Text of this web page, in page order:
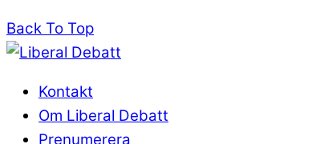
Back To Top
Kontakt
Om Liberal Debatt
Prenumerera